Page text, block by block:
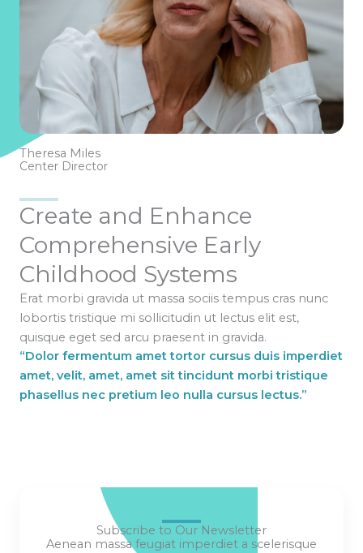
Theresa Miles
Center Director
Create and Enhance
Comprehensive Early
Childhood Systems
Erat morbi gravida ut massa sociis tempus cras nunc
lobortis tristique mi sollicitudin ut lectus elit est,
quisque eget sed arcu praesent in gravida.
“Dolor fermentum amet tortor cursus duis imperdiet
amet, velit, amet, amet sit tincidunt morbi tristique
phasellus nec pretium leo nulla cursus lectus.”
Subscribe to Our Newsletter
Aenean massa feugiat imperdiet a scelerisque